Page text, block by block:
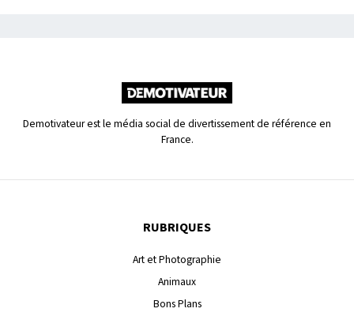
Demotivateur est le média social de divertissement de référence en
France.
RUBRIQUES
Art et Photographie
Animaux
Bons Plans